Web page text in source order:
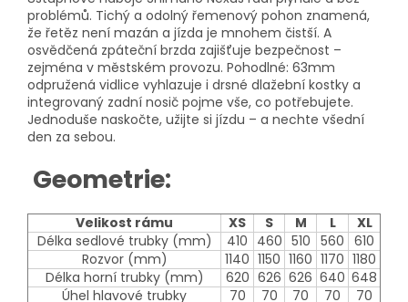
problémů. Tichý a odolný řemenový pohon znamená,
že řetěz není mazán a jízda je mnohem čistší. A
osvědčená zpáteční brzda zajišťuje bezpečnost –
zejména v městském provozu. Pohodlné: 63mm
odpružená vidlice vyhlazuje i drsné dlažební kostky a
integrovaný zadní nosič pojme vše, co potřebujete.
Jednoduše naskočte, užijte si jízdu – a nechte všední
den za sebou.
Geometrie:
Velikost rámu XS S M L
XL
Délka sedlové trubky (mm)
410 460 510 560 610
Rozvor (mm)
1140 1150 1160 1170 1180
Délka horní trubky (mm)
620 626 626 640 648
Úhel hlavové trubky
70 70 70 70
70